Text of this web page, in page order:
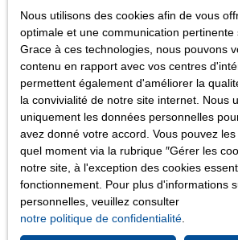
Vendu
Paris 13e - Secteur Glacière : 3
3pièces 52.4m² Paris
Paris 13ème proche de la station de métro
du 5ème arrondissement, l'agence La Vie
en exclusivité ce beau 3 pièces de 52. 40
4ème étage d'un immeuble ancien sécurisé,
gardien. L’appartement est composé d'un
Nous utilisons des cookies afin de vous
optimale et une communication pertinente
Grace à ces technologies, nous pouvons
contenu en rapport avec vos centres
permettent également d'améliorer la
la convivialité de notre site internet. Nous
uniquement les données personnelles
avez donné votre accord. Vous pouvez
quel moment via la rubrique ″Gérer les
notre site, à l'exception des cookies
fonctionnement. Pour plus d'informations
personnelles, veuillez consulter
notre politique de confidentialité